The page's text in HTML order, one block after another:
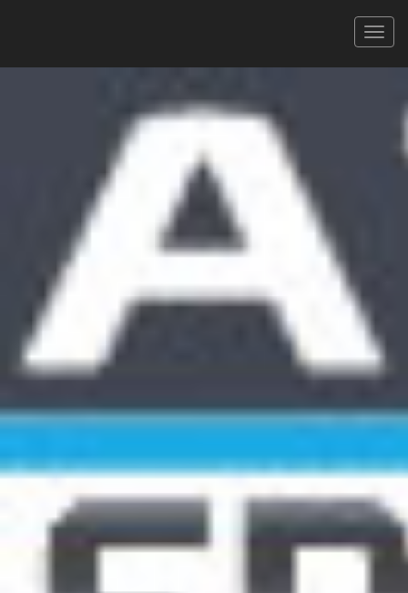
Triathlon de Sète Trophée
Laurent Vidal
ÉPREUVE S - OPEN
Signaler une erreur XLS
FILTRER
Tous
Faites défiler pour voir toutes les colonnes
2 10 HACQUART BRICE M S1 1
SEGUIN YANIS 2
132 LORIS LALA S2